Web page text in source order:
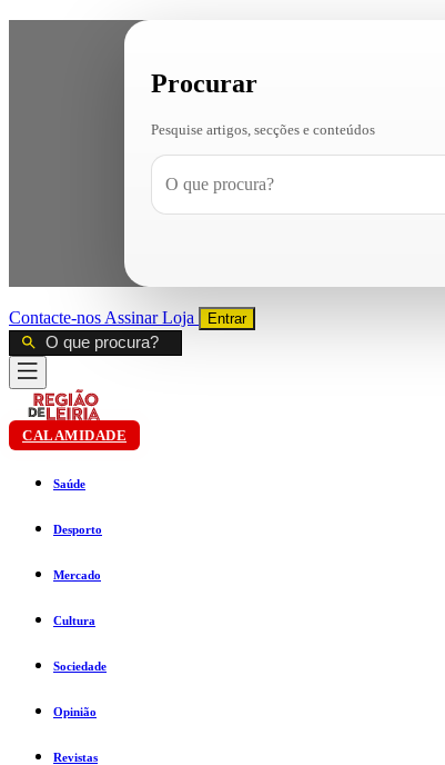
Procurar
Pesquise artigos, secções e conteúdos
Contacte-nos AssinarLoja Entrar
CALAMIDADE
Saúde
Desporto
Mercado
Cultura
Sociedade
Opinião
Revistas